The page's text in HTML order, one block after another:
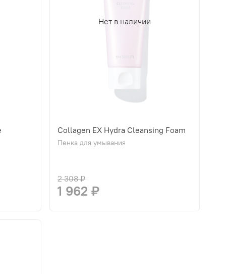
Нет в наличии
Collagen EX Hydra Cleansing Foam
Пенка для умывания
2 308 ₽
1 962 ₽